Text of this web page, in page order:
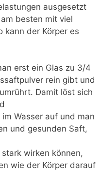
ausgesetzt
besten mit viel
kann der Körper es
erst ein Glas zu 3/4
rein gibt und
Damit löst sich
Wasser auf und man
und gesunden Saft,
wirken können,
wie der Körper darauf